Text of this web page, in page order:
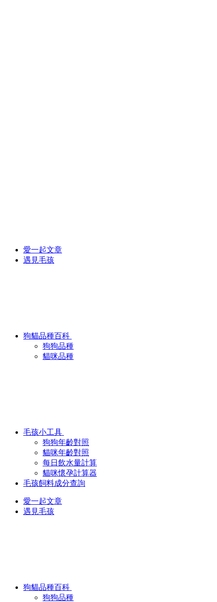
愛一起文章
遇見毛孩
狗貓品種百科
狗狗品種
貓咪品種
毛孩小工具
狗狗年齡對照
貓咪年齡對照
每日飲水量計算
貓咪懷孕計算器
毛孩飼料成分查詢
愛一起文章
遇見毛孩
狗貓品種百科
狗狗品種